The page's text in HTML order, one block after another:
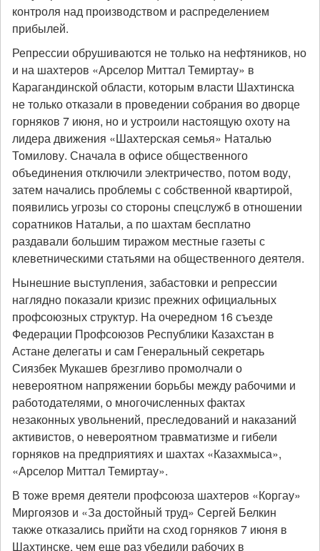
контроля над производством и распределением
прибылей.
Репрессии обрушиваются не только на нефтяников, но
и на шахтеров «Арселор Миттал Темиртау» в
Карагандинской области, которым власти Шахтинска
не только отказали в проведении собрания во дворце
горняков 7 июня, но и устроили настоящую охоту на
лидера движения «Шахтерская семья» Наталью
Томилову. Сначала в офисе общественного
объединения отключили электричество, потом воду,
затем начались проблемы с собственной квартирой,
появились угрозы со стороны спецслужб в отношении
соратников Натальи, а по шахтам бесплатно
раздавали большим тиражом местные газеты с
клеветническими статьями на общественного деятеля.
Нынешние выступления, забастовки и репрессии
наглядно показали кризис прежних официальных
профсоюзных структур. На очередном 16 съезде
Федерации Профсоюзов Республики Казахстан в
Астане делегаты и сам Генеральный секретарь
Сиязбек Мукашев брезгливо промолчали о
невероятном напряжении борьбы между рабочими и
работодателями, о многочисленных фактах
незаконных увольнений, преследований и наказаний
активистов, о невероятном травматизме и гибели
горняков на предприятиях и шахтах «Казахмыса»,
«Арселор Миттал Темиртау».
В тоже время деятели профсоюза шахтеров «Коргау»
Миргоязов и «За достойный труд» Сергей Белкин
также отказались прийти на сход горняков 7 июня в
Шахтинске, чем еще раз убедили рабочих в